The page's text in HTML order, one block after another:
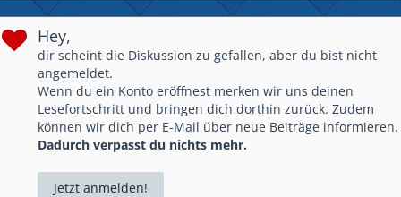
Owner #DrachenKultDiscord
Community!
Tritt unserer Community bei! Alle Informationen findest du
hier:https://drachenkult.com/clash-royale/
Hey,
dir scheint die Diskussion zu gefallen, aber du bist nicht
angemeldet.
Wenn du ein Konto eröffnest merken wir uns deinen
Lesefortschritt und bringen dich dorthin zurück. Zudem
können wir dich per E-Mail über neue Beiträge informieren.
Dadurch verpasst du nichts mehr.
Jetzt anmelden!